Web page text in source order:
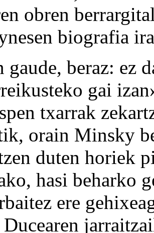
obren
biografia
gaude, beraz: ez
gai
txarrak
orain Minsky
duten horiek
hasi beharko
ere